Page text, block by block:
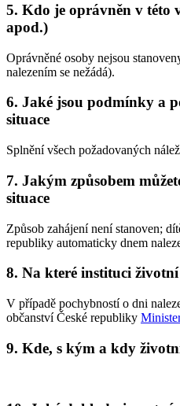
5. Kdo je oprávněn v této
apod.)
Oprávněné osoby nejsou
nalezením se nežádá).
6. Jaké jsou podmínky a
situace
Splnění všech požadovaných
7. Jakým způsobem
situace
Způsob zahájení není stanoven;
republiky automaticky dnem
8. Na které instituci
V případě pochybností o dni
občanství České republiky
9. Kde, s kým a kdy